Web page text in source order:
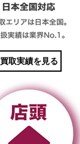
買取実績を見る